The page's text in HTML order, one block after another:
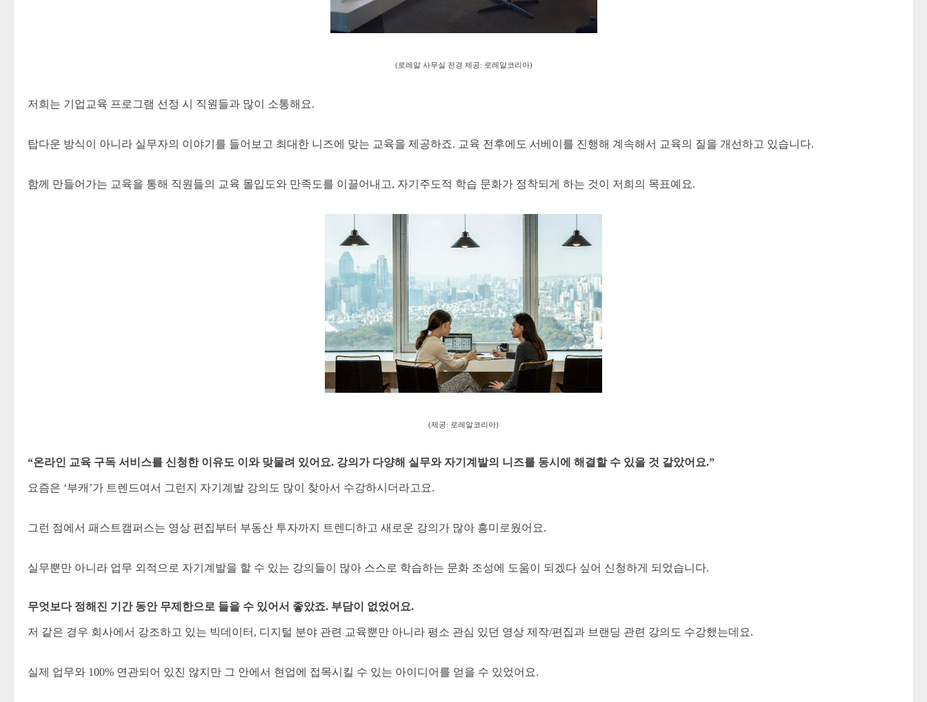
(로레알 사무실 전경 제공: 로레알코리아)
저희는 기업교육 프로그램 선정 시 직원들과 많이 소통해요.
탑다운 방식이 아니라 실무자의 이야기를 들어보고 최대한 니즈에 맞는 교육을 제공하죠. 교육 전후에도 서베이를 진행해 계속해서 교육의 질을 개선하고 있습니다.
함께 만들어가는 교육을 통해 직원들의 교육 몰입도와 만족도를 이끌어내고, 자기주도적 학습 문화가 정착되게 하는 것이 저희의 목표예요.
(제공: 로레알코리아)
“온라인 교육 구독 서비스를 신청한 이유도 이와 맞물려 있어요. 강의가 다양해 실무와 자기계발의 니즈를 동시에 해결할 수 있을 것 같았어요.”
요즘은 ‘부캐’가 트렌드여서 그런지 자기계발 강의도 많이 찾아서 수강하시더라고요.
그런 점에서 패스트캠퍼스는 영상 편집부터 부동산 투자까지 트렌디하고 새로운 강의가 많아 흥미로웠어요.
실무뿐만 아니라 업무 외적으로 자기계발을 할 수 있는 강의들이 많아 스스로 학습하는 문화 조성에 도움이 되겠다 싶어 신청하게 되었습니다.
무엇보다 정해진 기간 동안 무제한으로 들을 수 있어서 좋았죠. 부담이 없었어요.
저 같은 경우 회사에서 강조하고 있는 빅데이터, 디지털 분야 관련 교육뿐만 아니라 평소 관심 있던 영상 제작/편집과 브랜딩 관련 강의도 수강했는데요.
실제 업무와 100% 연관되어 있진 않지만 그 안에서 현업에 접목시킬 수 있는 아이디어를 얻을 수 있었어요.